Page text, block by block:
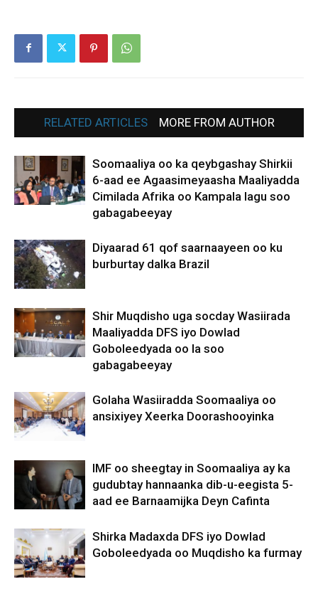
RELATED ARTICLES MORE FROM AUTHOR
Soomaaliya oo ka qeybgashay Shirkii
6-aad ee Agaasimeyaasha Maaliyadda
Cimilada Afrika oo Kampala lagu soo
gabagabeeyay
Diyaarad 61 qof saarnaayeen oo ku
burburtay dalka Brazil
Shir Muqdisho uga socday Wasiirada
Maaliyadda DFS iyo Dowlad
Goboleedyada oo la soo
gabagabeeyay
Golaha Wasiiradda Soomaaliya oo
ansixiyey Xeerka Doorashooyinka
IMF oo sheegtay in Soomaaliya ay ka
gudubtay hannaanka dib-u-eegista 5-
aad ee Barnaamijka Deyn Cafinta
Shirka Madaxda DFS iyo Dowlad
Goboleedyada oo Muqdisho ka furmay